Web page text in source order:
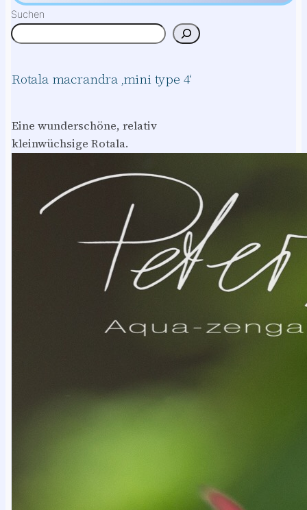
Suchen
Rotala macrandra ‚mini type 4‘
Eine wunderschöne, relativ
kleinwüchsige Rotala.